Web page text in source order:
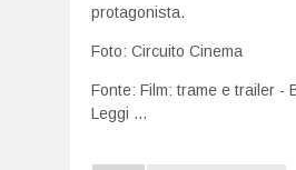
protagonista.
Foto: Circuito Cinema
Fonte: Film: trame e trailer -
Leggi ...